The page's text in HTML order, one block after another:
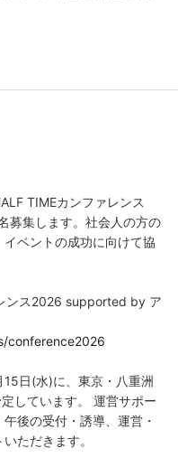
TIMEカンファレンス
募集します。社会人の方の
ベントの成功に向けて協
ンス2026 supported by ア
conference2026
日(水)に、東京・八重洲
しています。 運営サポー
後の受付・誘導、運営・
ただきます。